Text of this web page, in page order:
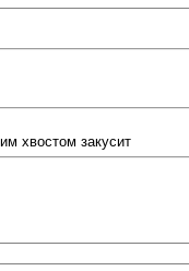
хвостом закусит